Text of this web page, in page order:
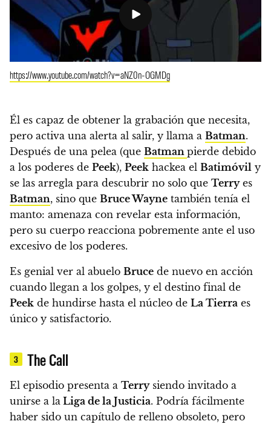
https://www.youtube.com/watch?v=aNZ0n-OGMDg
Él es capaz de obtener la grabación que necesita,
pero activa una alerta al salir, y llama a Batman.
Después de una pelea (que Batman pierde debido
a los poderes de Peek), Peek hackea el Batimóvil y
se las arregla para descubrir no solo que Terryes
Batman, sino que Bruce Wayne también tenía el
manto: amenaza con revelar esta información,
pero su cuerpo reacciona pobremente ante el uso
excesivo de los poderes.
Es genial ver al abuelo Bruce de nuevo en acción
cuando llegan a los golpes, y el destino final de
Peek de hundirse hasta el núcleo de La Tierra es
único y satisfactorio.
3 The Call
El episodio presenta a Terrysiendo invitado a
unirse a la Liga de la Justicia. Podría fácilmente
haber sido un capítulo de relleno obsoleto, pero